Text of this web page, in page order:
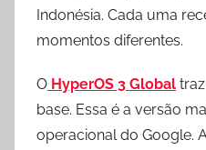
Indonésia. Cada uma
momentos diferentes.
O HyperOS 3 Global
base. Essa é a versão
operacional do Google.